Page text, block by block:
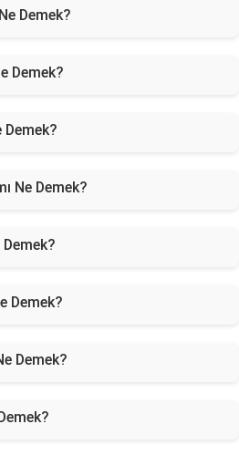
Demek?
Demek?
Demek?
Ne Demek?
Demek?
Demek?